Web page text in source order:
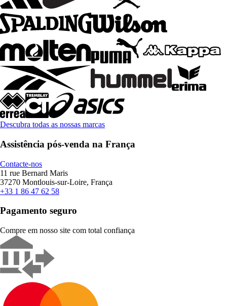
Descubra todas as nossas marcas
Assistência pós-venda na França
Contacte-nos
11 rue Bernard Maris
37270 Montlouis-sur-Loire, França
+33 1 86 47 62 58
Pagamento seguro
Compre em nosso site com total confiança